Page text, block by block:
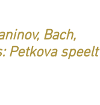
Bach,
Petkova speelt